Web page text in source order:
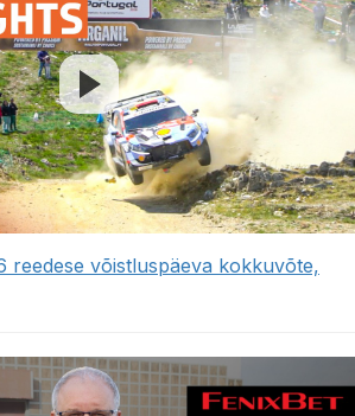
reedese võistluspäeva kokkuvõte,